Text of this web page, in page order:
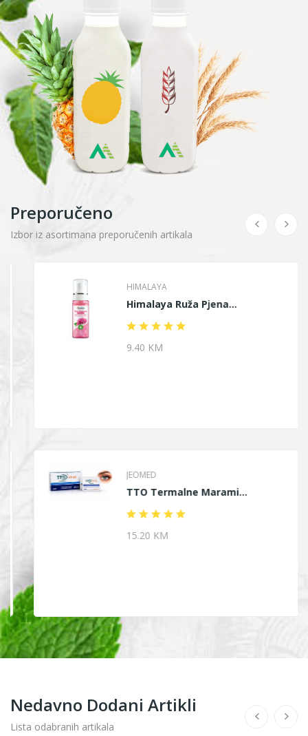
Preporučeno
Izbor iz asortimana preporučenih artikala
HIMALAYA
Himalaya Ruža Pjena...
9.40 KM
JEOMED
TTO Termalne Marami...
15.20 KM
Nedavno Dodani Artikli
Lista odabranih artikala